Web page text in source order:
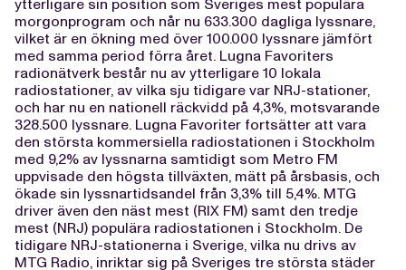
ytterligare sin position som Sveriges mest populära
morgonprogram och når nu 633.300 dagliga lyssnare,
vilket är en ökning med över 100.000 lyssnare jämfört
med samma period förra året. Lugna Favoriters
radionätverk består nu av ytterligare 10 lokala
radiostationer, av vilka sju tidigare var NRJ-stationer,
och har nu en nationell räckvidd på 4,3%, motsvarande
328.500 lyssnare. Lugna Favoriter fortsätter att vara
den största kommersiella radiostationen i Stockholm
med 9,2% av lyssnarna samtidigt som Metro FM
uppvisade den högsta tillväxten, mätt på årsbasis, och
ökade sin lyssnartidsandel från 3,3% till 5,4%. MTG
driver även den näst mest (RIX FM) samt den tredje
mest (NRJ) populära radiostationen i Stockholm. De
tidigare NRJ-stationerna i Sverige, vilka nu drivs av
MTG Radio, inriktar sig på Sveriges tre största städer